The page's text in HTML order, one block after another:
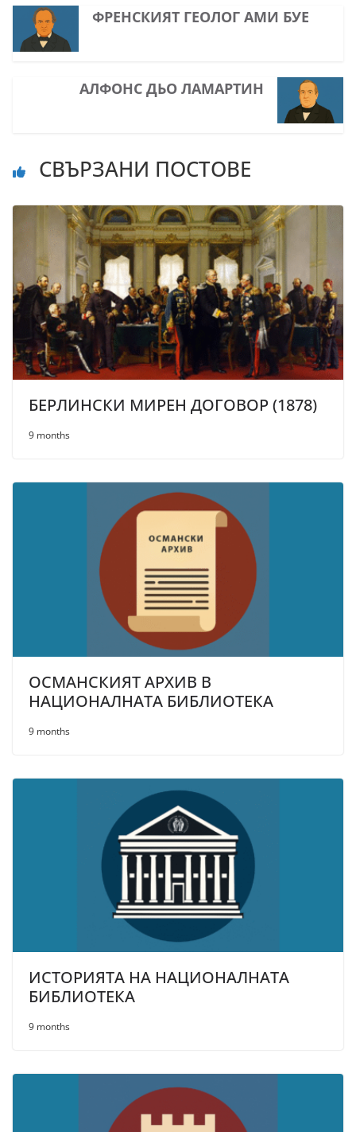
ФРЕНСКИЯТ ГЕОЛОГ АМИ БУЕ
АЛФОНС ДЬО ЛАМАРТИН
СВЪРЗАНИ ПОСТОВЕ
БЕРЛИНСКИ МИРЕН ДОГОВОР (1878)
9 months
ОСМАНСКИЯТ АРХИВ В
НАЦИОНАЛНАТА БИБЛИОТЕКА
9 months
ИСТОРИЯТА НА НАЦИОНАЛНАТА
БИБЛИОТЕКА
9 months